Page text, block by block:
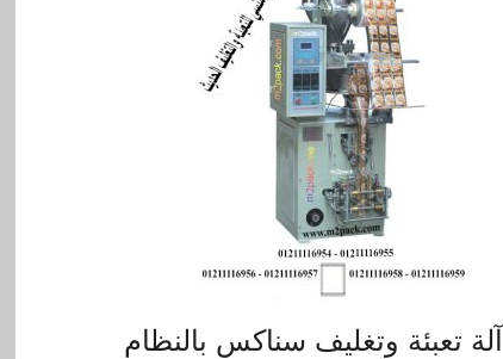
آلة تعبئة وتغليف سناكس بالنظام